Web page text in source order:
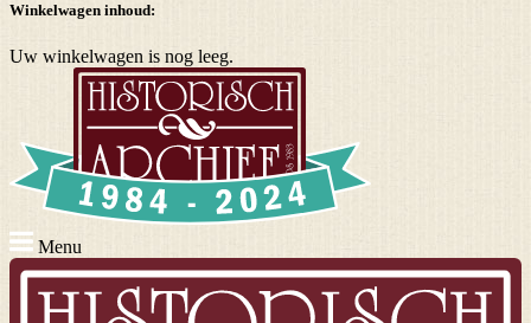
Winkelwagen inhoud:
Uw winkelwagen is nog leeg.
Menu